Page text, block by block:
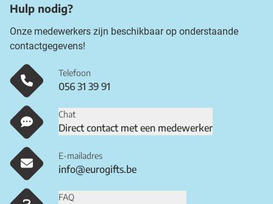
Hulp nodig?
Onze medewerkers zijn beschikbaar op onderstaande
contactgegevens!
Telefoon
056 31 39 91
Chat
Direct contact met een medewerker
E-mailadres
info@eurogifts.be
FAQ